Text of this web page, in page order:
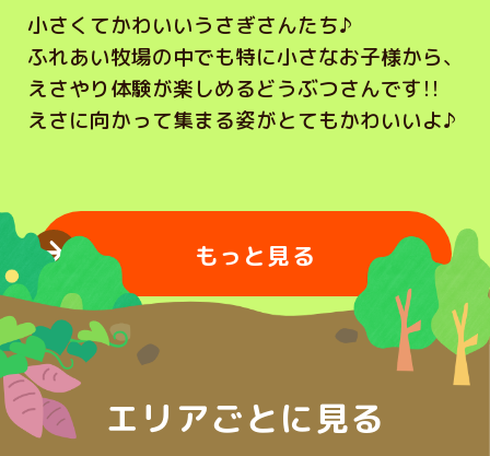
小さくてかわいいうさぎさんたち♪
ふれあい牧場の中でも特に小さなお子様から、
えさやり体験が楽しめるどうぶつさんです！！
えさに向かって集まる姿がとてもかわいいよ♪
もっと見る
エリアごとに見る